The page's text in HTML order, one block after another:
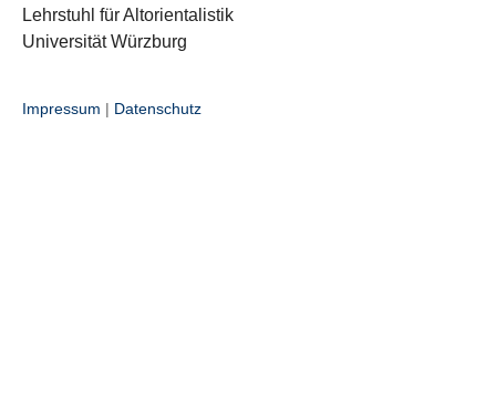
Lehrstuhl für Altorientalistik
Universität Würzburg
Impressum | Datenschutz